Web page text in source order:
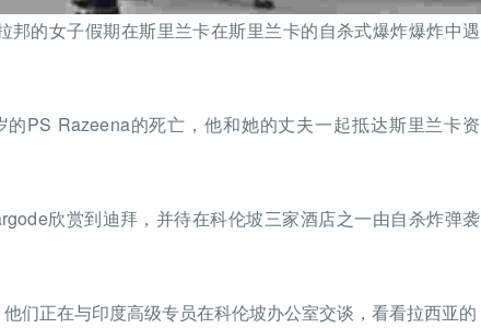
邦的女子假期在斯里兰卡在斯里兰卡的自杀式爆炸爆炸中遇
PS Razeena的死亡，他和她的丈夫一起抵达斯里兰卡资
欣赏到迪拜，并待在科伦坡三家酒店之一由自杀炸弹袭
们正在与印度高级专员在科伦坡办公室交谈，看看拉西亚的